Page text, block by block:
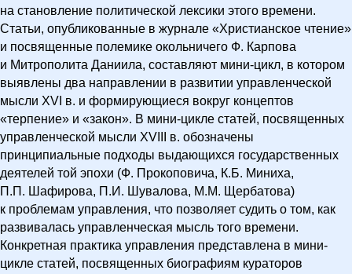
на становление политической лексики этого времени.
Статьи, опубликованные в журнале «Христианское чтение»
и посвященные полемике окольничего Ф. Карпова
и Митрополита Даниила, составляют мини-цикл, в котором
выявлены два направлении в развитии управленческой
мысли XVI в. и формирующиеся вокруг концептов
«терпение» и «закон». В мини-цикле статей, посвященных
управленческой мысли XVIII в. обозначены
принципиальные подходы выдающихся государственных
деятелей той эпохи (Ф. Прокоповича, К.Б. Миниха,
П.П. Шафирова, П.И. Шувалова, М.М. Щербатова)
к проблемам управления, что позволяет судить о том, как
развивалась управленческая мысль того времени.
Конкретная практика управления представлена в мини-
цикле статей, посвященных биографиям кураторов